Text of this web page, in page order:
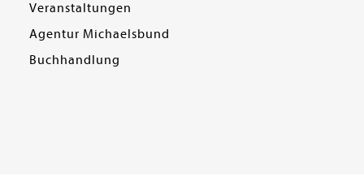
Veranstaltungen
Agentur Michaelsbund
Buchhandlung